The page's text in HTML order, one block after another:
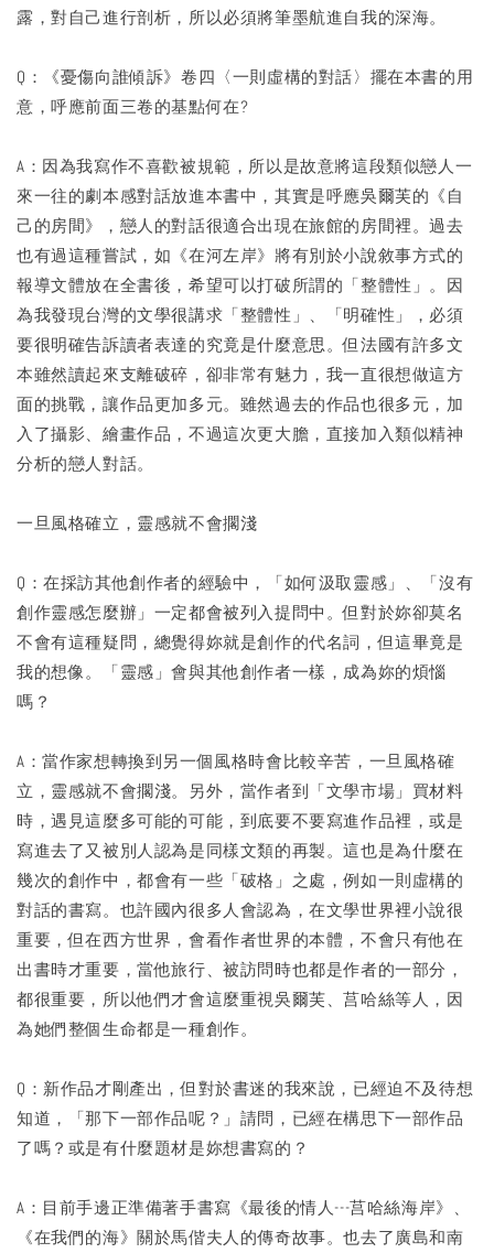
露，對自己進行剖析，所以必須將筆墨航進自我的深海。
Q：《憂傷向誰傾訴》卷四〈一則虛構的對話〉擺在本書的用
意，呼應前面三卷的基點何在?
A：因為我寫作不喜歡被規範，所以是故意將這段類似戀人一
來一往的劇本感對話放進本書中，其實是呼應吳爾芙的《自
己的房間》，戀人的對話很適合出現在旅館的房間裡。過去
也有過這種嘗試，如《在河左岸》將有別於小說敘事方式的
報導文體放在全書後，希望可以打破所謂的「整體性」。因
為我發現台灣的文學很講求「整體性」、「明確性」，必須
要很明確告訴讀者表達的究竟是什麼意思。但法國有許多文
本雖然讀起來支離破碎，卻非常有魅力，我一直很想做這方
面的挑戰，讓作品更加多元。雖然過去的作品也很多元，加
入了攝影、繪畫作品，不過這次更大膽，直接加入類似精神
分析的戀人對話。
一旦風格確立，靈感就不會擱淺
Q：在採訪其他創作者的經驗中，「如何汲取靈感」、「沒有
創作靈感怎麼辦」一定都會被列入提問中。但對於妳卻莫名
不會有這種疑問，總覺得妳就是創作的代名詞，但這畢竟是
我的想像。「靈感」會與其他創作者一樣，成為妳的煩惱
嗎？
A：當作家想轉換到另一個風格時會比較辛苦，一旦風格確
立，靈感就不會擱淺。另外，當作者到「文學市場」買材料
時，遇見這麼多可能的可能，到底要不要寫進作品裡，或是
寫進去了又被別人認為是同樣文類的再製。這也是為什麼在
幾次的創作中，都會有一些「破格」之處，例如一則虛構的
對話的書寫。也許國內很多人會認為，在文學世界裡小說很
重要，但在西方世界，會看作者世界的本體，不會只有他在
出書時才重要，當他旅行、被訪問時也都是作者的一部分，
都很重要，所以他們才會這麼重視吳爾芙、莒哈絲等人，因
為她們整個生命都是一種創作。
Q：新作品才剛產出，但對於書迷的我來說，已經迫不及待想
知道，「那下一部作品呢？」請問，已經在構思下一部作品
了嗎？或是有什麼題材是妳想書寫的？
A：目前手邊正準備著手書寫《最後的情人---莒哈絲海岸》、
《在我們的海》關於馬偕夫人的傳奇故事。也去了廣島和南